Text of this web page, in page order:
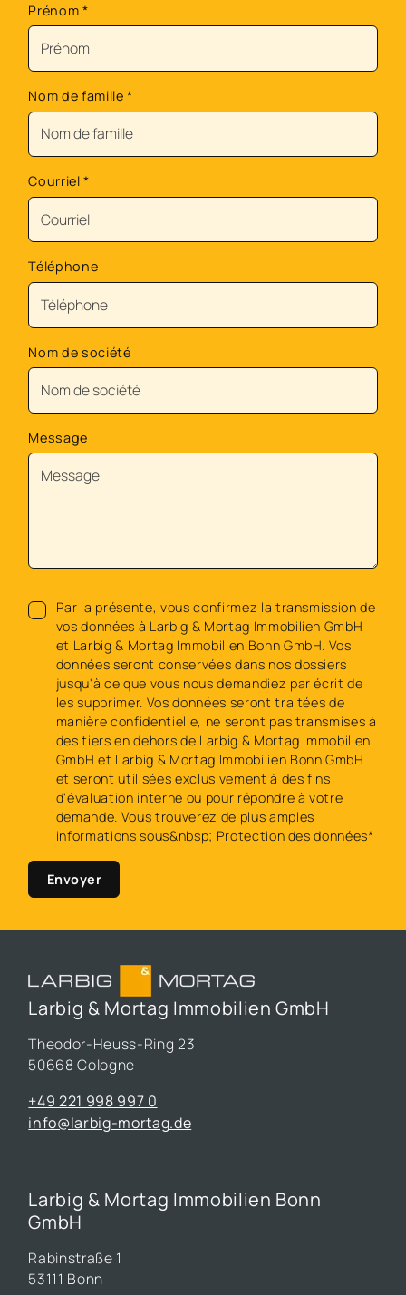
Prénom *
Nom de famille*
Courriel*
Téléphone
Nom de société
Message
Par la présente, vous confirmez la transmission de
vos données à Larbig & Mortag Immobilien GmbH
et Larbig & Mortag Immobilien Bonn GmbH. Vos
données seront conservées dans nos dossiers
jusqu'à ce que vous nous demandiez par écrit de
les supprimer. Vos données seront traitées de
manière confidentielle, ne seront pas transmises à
des tiers en dehors de Larbig & Mortag Immobilien
GmbH et Larbig & Mortag Immobilien Bonn GmbH
et seront utilisées exclusivement à des fins
d'évaluation interne ou pour répondre à votre
demande. Vous trouverez de plus amples
informations sous&nbsp; Protection des données*
Envoyer
Larbig & Mortag Immobilien GmbH
Theodor-Heuss-Ring 23
50668 Cologne
+49 221 998 997 0
info@larbig-mortag.de
Larbig & Mortag Immobilien Bonn
GmbH
Rabinstraße 1
53111 Bonn